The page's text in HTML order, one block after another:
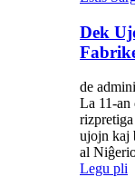
Dek
de
La 11-an
ujojn kaj
al
Legu pli